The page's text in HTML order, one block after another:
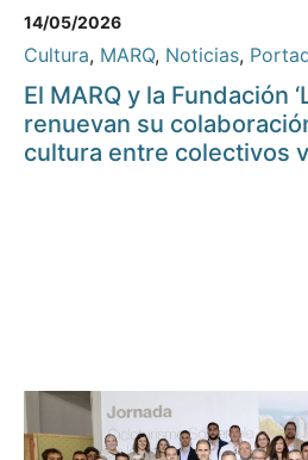
14/05/2026
Cultura, MARQ, Noticias,
El MARQ y la Fundación
renuevan su
cultura entre colectivos